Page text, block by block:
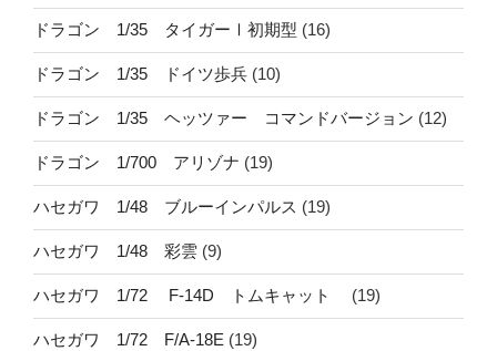
ドラゴン 1/35 タイガーⅠ初期型 (16)
ドラゴン 1/35 ドイツ歩兵 (10)
ドラゴン 1/35 ヘッツァー コマンドバージョン (12)
ドラゴン 1/700 アリゾナ (19)
ハセガワ 1/48 ブルーインパルス (19)
ハセガワ 1/48 彩雲 (9)
ハセガワ 1/72 F-14D トムキャット (19)
ハセガワ 1/72 F/A-18E (19)